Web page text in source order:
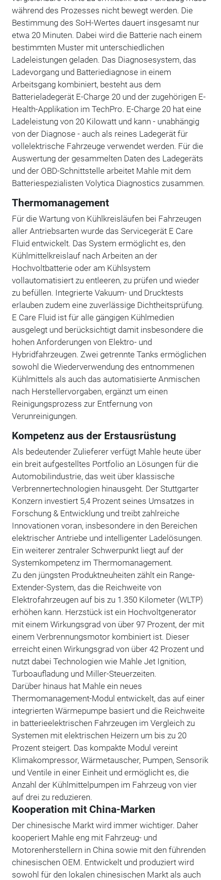
während des Prozesses nicht bewegt werden. Die
Bestimmung des SoH-Wertes dauert insgesamt nur
etwa 20 Minuten. Dabei wird die Batterie nach einem
bestimmten Muster mit unterschiedlichen
Ladeleistungen geladen. Das Diagnosesystem, das
Ladevorgang und Batteriediagnose in einem
Arbeitsgang kombiniert, besteht aus dem
Batterieladegerät E-Charge 20 und der zugehörigen E-
Health-Applikation im TechPro. E-Charge 20 hat eine
Ladeleistung von 20 Kilowatt und kann - unabhängig
von der Diagnose - auch als reines Ladegerät für
vollelektrische Fahrzeuge verwendet werden. Für die
Auswertung der gesammelten Daten des Ladegeräts
und der OBD-Schnittstelle arbeitet Mahle mit dem
Batteriespezialisten Volytica Diagnostics zusammen.
Thermomanagement
Für die Wartung von Kühlkreisläufen bei Fahrzeugen
aller Antriebsarten wurde das Servicegerät E Care
Fluid entwickelt. Das System ermöglicht es, den
Kühlmittelkreislauf nach Arbeiten an der
Hochvoltbatterie oder am Kühlsystem
vollautomatisiert zu entleeren, zu prüfen und wieder
zu befüllen. Integrierte Vakuum- und Drucktests
erlauben zudem eine zuverlässige Dichtheitsprüfung.
E Care Fluid ist für alle gängigen Kühlmedien
ausgelegt und berücksichtigt damit insbesondere die
hohen Anforderungen von Elektro- und
Hybridfahrzeugen. Zwei getrennte Tanks ermöglichen
sowohl die Wiederverwendung des entnommenen
Kühlmittels als auch das automatisierte Anmischen
nach Herstellervorgaben, ergänzt um einen
Reinigungsprozess zur Entfernung von
Verunreinigungen.
Kompetenz aus der Erstausrüstung
Als bedeutender Zulieferer verfügt Mahle heute über
ein breit aufgestelltes Portfolio an Lösungen für die
Automobilindus­trie, das weit über klassische
Verbrennertechnologien hinausgeht. Der Stuttgarter
Konzern investiert 5,4 Prozent seines Umsatzes in
Forschung & Entwicklung und treibt zahlreiche
Innovationen voran, insbesondere in den Bereichen
elektrischer Antriebe und intelligenter Ladelösungen.
Ein weiterer zentraler Schwerpunkt liegt auf der
Systemkompetenz im Thermomanagement.
Zu den jüngsten Produktneuheiten zählt ein Range-
Extender-System, das die Reichweite von
Elektrofahrzeugen auf bis zu 1.350 Kilometer (WLTP)
erhöhen kann. Herzstück ist ein Hochvoltgenerator
mit einem Wirkungsgrad von über 97 Prozent, der mit
einem Verbrennungsmotor kombiniert ist. Dieser
erreicht einen Wirkungsgrad von über 42 Prozent und
nutzt dabei Technologien wie Mahle Jet Ignition,
Turboaufladung und Miller-Steuerzeiten.
Darüber hinaus hat Mahle ein neues
Thermomanagement-Modul entwickelt, das auf einer
integrierten Wärmepumpe basiert und die Reichweite
in batterieelektrischen Fahrzeugen im Vergleich zu
Systemen mit elektrischen Heizern um bis zu 20
Prozent steigert. Das kompakte Modul vereint
Klimakompressor, Wärmetauscher, Pumpen, Sensorik
und Ventile in einer Einheit und ermöglicht es, die
Anzahl der Kühlmittelpumpen im Fahrzeug von vier
auf drei zu reduzieren.
Kooperation mit China-Marken
Der chinesische Markt wird immer wichtiger. Daher
kooperiert Mahle eng mit Fahrzeug- und
Motorenherstellern in China sowie mit den führenden
chinesischen OEM. Entwickelt und produziert wird
sowohl für den lokalen chinesischen Markt als auch